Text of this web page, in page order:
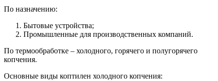
По назначению:
Бытовые устройства;
Промышленные для производственных компаний.
По термообработке – холодного, горячего и полугорячего
копчения.
Основные виды коптилен холодного копчения: